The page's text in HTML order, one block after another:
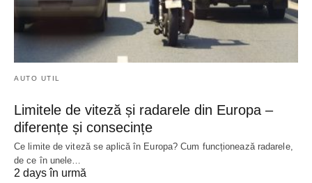
AUTO UTIL
Limitele de viteză și radarele din Europa –
diferențe și consecințe
Ce limite de viteză se aplică în Europa? Cum funcționează radarele,
de ce în unele…
2 days în urmă